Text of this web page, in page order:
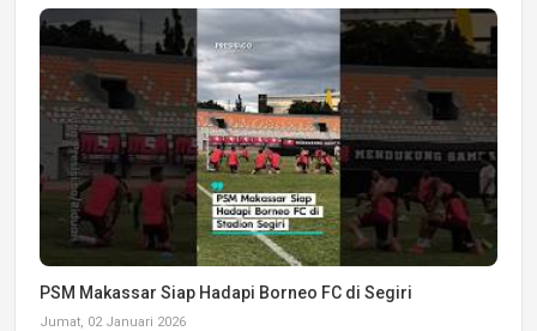
PSM Makassar Siap Hadapi Borneo FC di Segiri
Jumat, 02 Januari 2026